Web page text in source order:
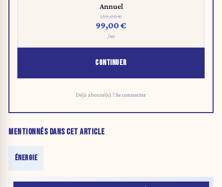
Annuel
120,00 €
99,00 €
/an
CONTINUER
Déjà abonné(e) ?Se connecter
MENTIONNÉS DANS CET ARTICLE
ÉNERGIE